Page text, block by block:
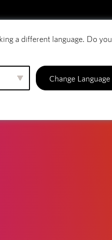
SiteBuilder
a different language. Do you
Change Language